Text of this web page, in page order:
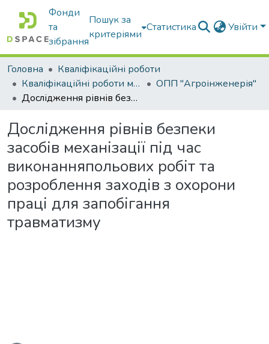
Фонди
та
зібрання
Пошук за
критеріями
Статистика Увійти
Головна
Кваліфікаційні роботи
Кваліфікаційні роботи магістрів
ОПП "Агроінженерія"
Дослідження рівнів безпеки засобів механізації під час виконанняпольових робіт та розроблення заходів з охорони праці для запобігання травматизму
Дослідження рівнів безпеки
засобів механізації під час
виконанняпольових робіт та
розроблення заходів з охорони
праці для запобігання
травматизму